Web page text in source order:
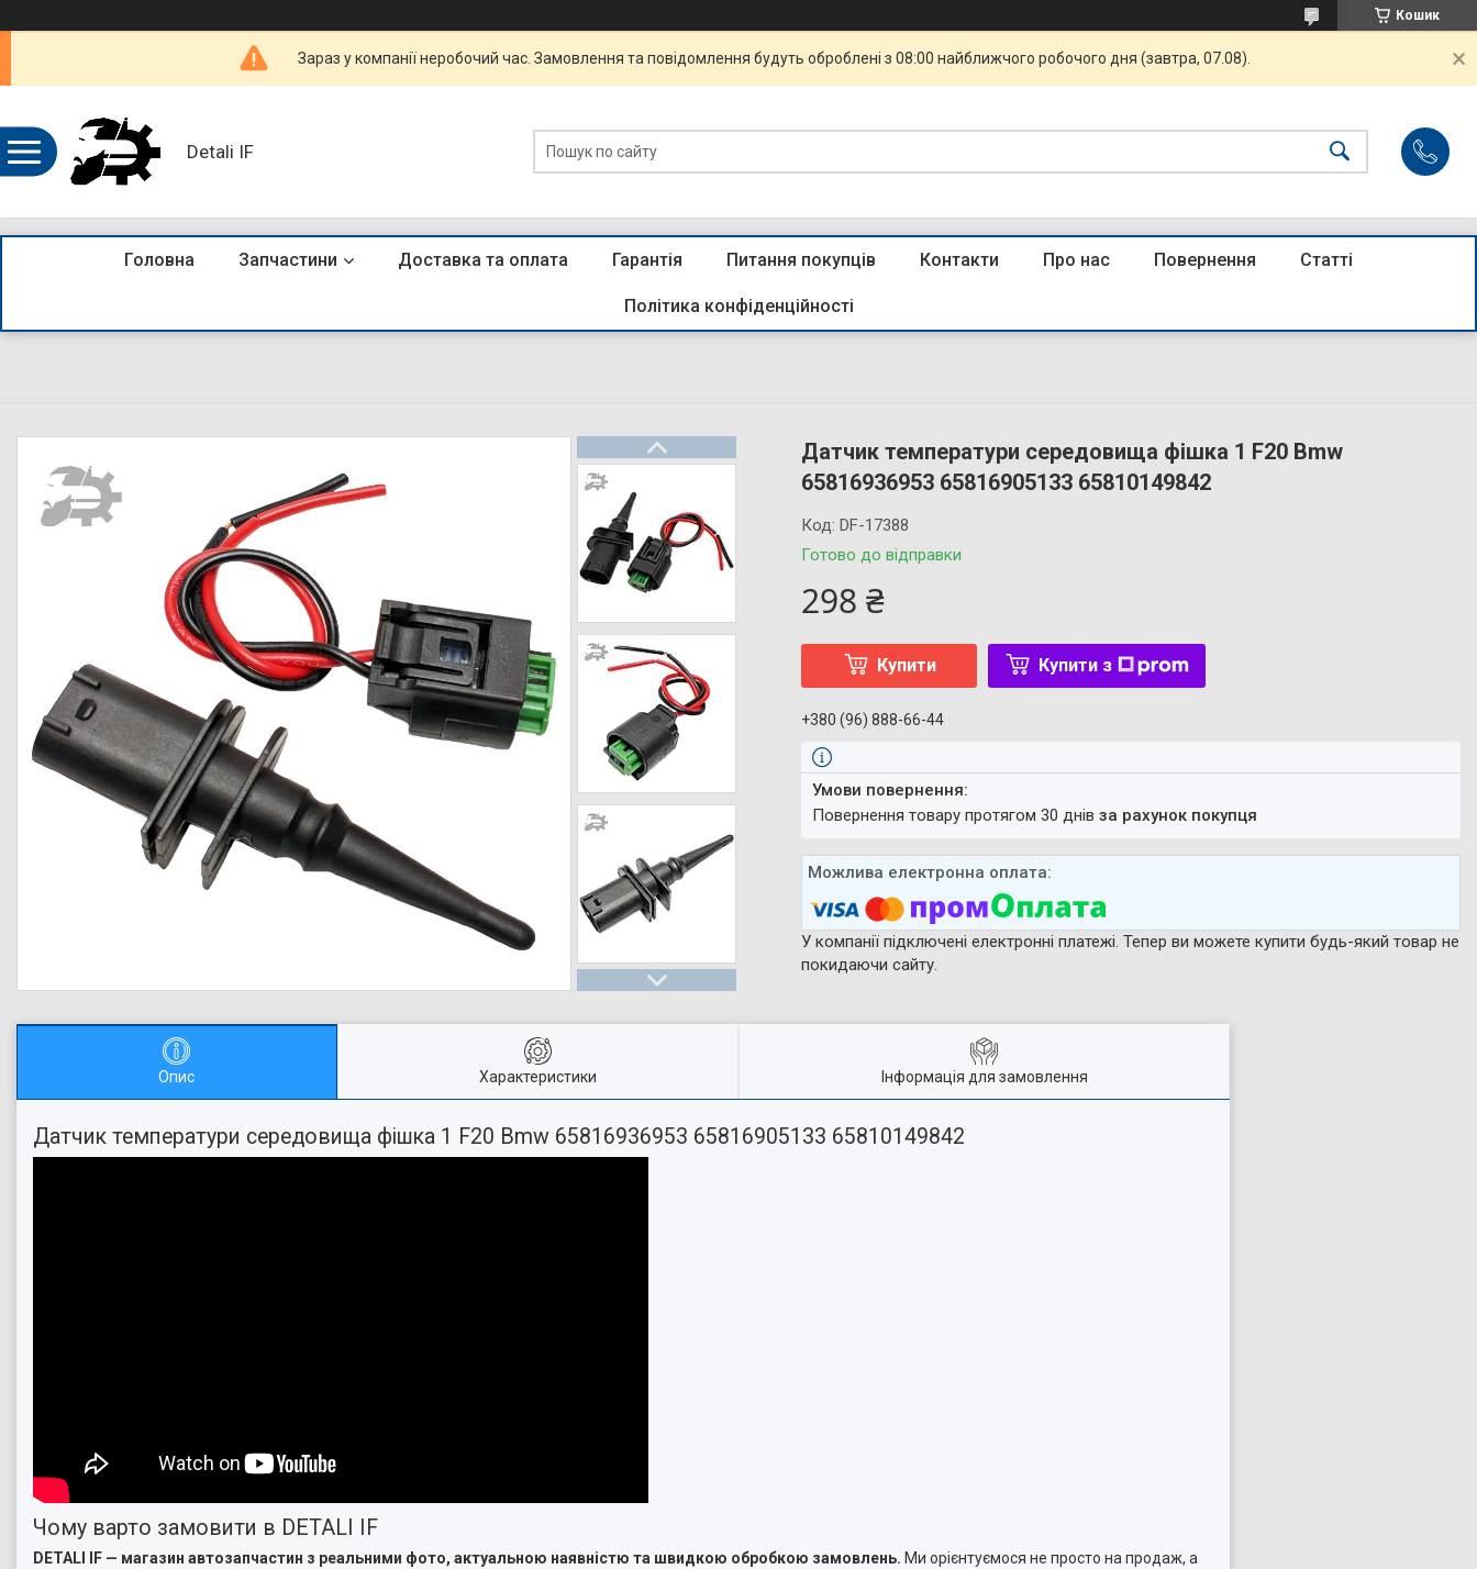
Кошик
Зараз у компанії неробочий час. Замовлення та повідомлення будуть оброблені з 08:00 найближчого робочого дня (завтра, 07.08).
Detali IF
Головна Запчастини Доставка та оплата Гарантія Питання покупців Контакти Про нас Повернення Статті
Політика конфіденційності
Датчик температури середовища фішка 1 F20 Bmw
65816936953 65816905133 65810149842
Готово до відправки
Код:DF-17388
298 ₴
Купити Купити з
+380 (96) 888-66-44
повернення товару протягом 30 днівза рахунок покупця
У компанії підключені електронні платежі. Тепер ви можете купити будь-який товар не
покидаючи сайту.
Опис Характеристики Інформація для замовлення
Датчик температури середовища фішка 1 F20 Bmw 65816936953 65816905133 65810149842
Чому варто замовити в DETALI IF
DETALI IF — магазин автозапчастин з реальними фото, актуальною наявністю та швидкою обробкою замовлень. Ми орієнтуємося не просто на продаж, а